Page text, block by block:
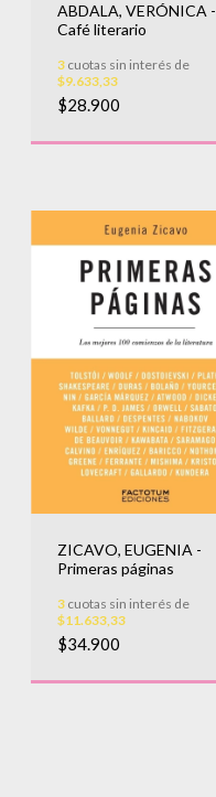
ABDALA, VERÓNICA -
Café literario
3 cuotas sin interés de
$9.633,33
$28.900
ZICAVO, EUGENIA -
Primeras páginas
3 cuotas sin interés de
$11.633,33
$34.900